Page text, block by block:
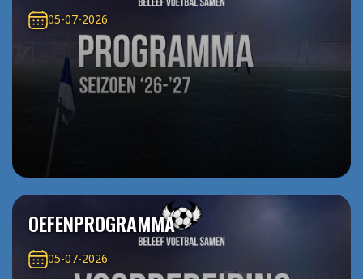
05-07-2026
OEFENPROGRAMMA
05-07-2026